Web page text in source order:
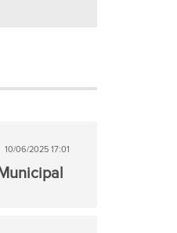
10/06/2025 17:01